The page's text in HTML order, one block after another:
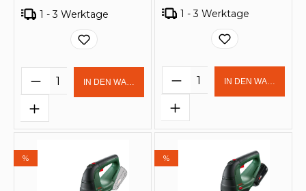
1 - 3 Werktage
Produkt Anzahl: Gib den
IN DEN WARENKORB
1 - 3 Werktage
Produkt Anzahl:
IN DEN
% %